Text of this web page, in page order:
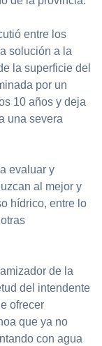
entre los
solución a la
la superficie del
por un
10 años y deja
una severa
evaluar y
al mejor y
hídrico, entre lo
de la
del intendente
ofrecer
que ya no
con agua